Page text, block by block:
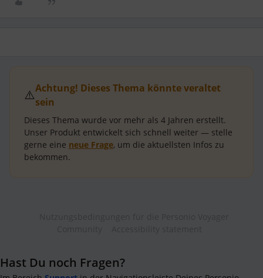
⚠️Achtung! Dieses Thema könnte veraltet
sein
Dieses Thema wurde vor mehr als 4 Jahren erstellt.
Unser Produkt entwickelt sich schnell weiter — stelle
gerne eine neue Frage, um die aktuellsten Infos zu
bekommen.
Hast Du noch Fragen?